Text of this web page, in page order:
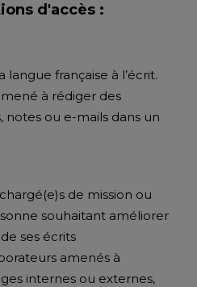
d'accès :
langue française à l’écrit.
à rédiger des
ou e-mails dans un
de mission ou
souhaitant améliorer
ses écrits
amenés à
internes ou externes,